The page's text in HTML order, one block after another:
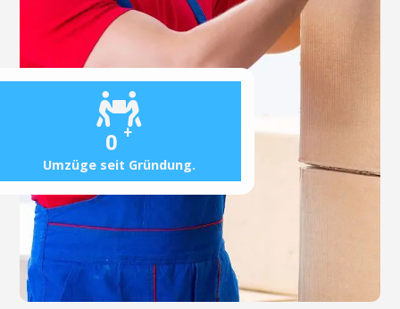
0 +
Umzüge seit Gründung.